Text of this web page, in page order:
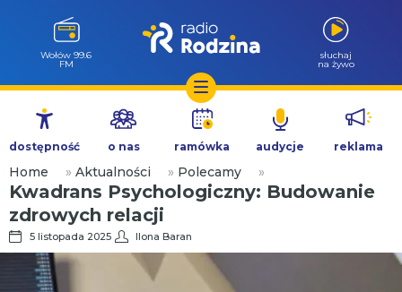
Przejdź
treści
Wołów 99.6
FM
słuchaj
na żywo
dostępność o nas ramówka audycje reklama
Home » Aktualności » Polecamy »
Kwadrans Psychologiczny: Budowanie
zdrowych relacji
5 listopada 2025 Ilona Baran